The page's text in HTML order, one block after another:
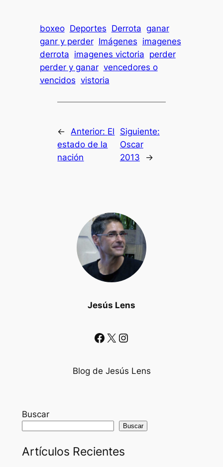
Jesús Lens
Facebook X Instagram
Blog de Jesús Lens
boxeo Deportes Derrota ganar
ganr y perder Imágenes imagenes
derrota imagenes victoria perder
perder y ganar vencedores o
vencidos vistoria
← Anterior: El
estado de la
nación
Siguiente:
Oscar
2013
→
Buscar
Buscar
Artículos Recientes